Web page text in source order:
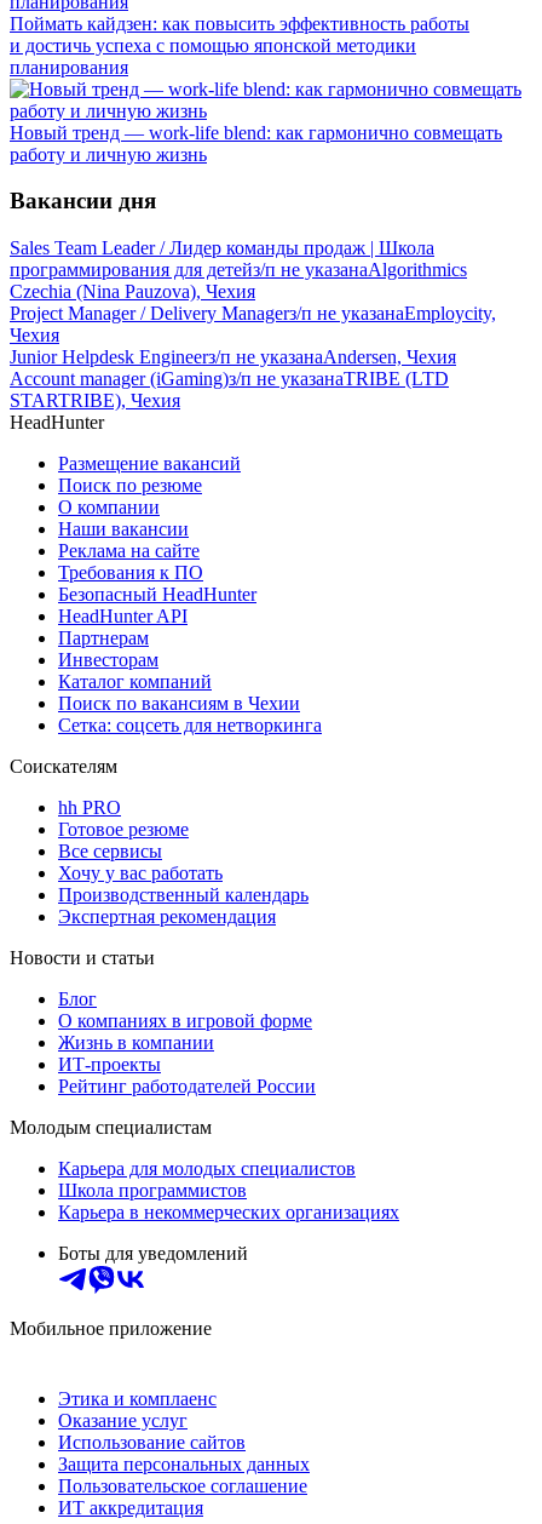
Поймать кайдзен: как повысить эффективность работы
и достичь успеха с помощью японской методики
планирования
Новый тренд — work-life blend: как гармонично совмещать
работу и личную жизнь
Вакансии дня
Sales Team Leader / Лидер команды продаж | Школа
программирования для детейз/п не указанаAlgorithmics
Czechia (Nina Pauzova), Чехия
Project Manager / Delivery Managerз/п не указанаEmploycity,
Чехия
Junior Helpdesk Engineerз/п не указанаAndersen, Чехия
Account manager (iGaming)з/п не указанаTRIBE (LTD
STARTRIBE), Чехия
HeadHunter
Размещение вакансий
Поиск по резюме
О компании
Наши вакансии
Реклама на сайте
Требования к ПО
Безопасный HeadHunter
HeadHunter API
Партнерам
Инвесторам
Каталог компаний
Поиск по вакансиям в Чехии
Сетка: соцсеть для нетворкинга
Соискателям
hh PRO
Готовое резюме
Все сервисы
Хочу у вас работать
Производственный календарь
Экспертная рекомендация
Новости и статьи
Блог
О компаниях в игровой форме
Жизнь в компании
ИТ-проекты
Рейтинг работодателей России
Молодым специалистам
Карьера для молодых специалистов
Школа программистов
Карьера в некоммерческих организациях
Боты для уведомлений
Мобильное приложение
Этика и комплаенс
Оказание услуг
Использование сайтов
Защита персональных данных
Пользовательское соглашение
ИТ аккредитация